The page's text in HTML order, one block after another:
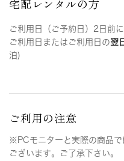
宅配レンタルの方
ご利用日（ご予約日）2日前
ご利用日またはご利用日の翌
泊)
ご利用の注意
※PCモニターと実際の商品
ございます。ご了承下さい。